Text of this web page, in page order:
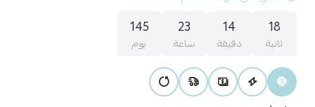
18
ثانية
14
دقيقة
23
ساعة
145
يوم